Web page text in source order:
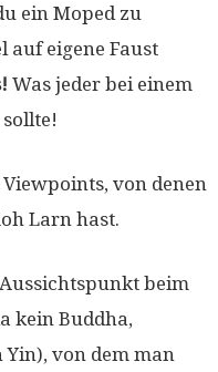
ein Moped zu
auf eigene Faust
Was jeder bei einem
von denen
Larn hast.
beim
kein Buddha,
von dem man